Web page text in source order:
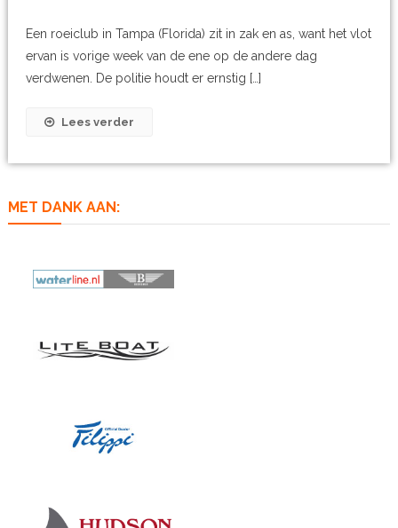
Een roeiclub in Tampa (Florida) zit in zak en as, want het vlot
ervan is vorige week van de ene op de andere dag
verdwenen. De politie houdt er ernstig […]
Lees verder
MET DANK AAN: